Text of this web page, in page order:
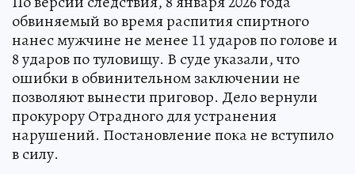
обвиняемый во время распития спиртного
нанес мужчине не менее 11 ударов по голове и
8 ударов по туловищу. В суде указали, что
ошибки в обвинительном заключении не
позволяют вынести приговор. Дело вернули
прокурору Отрадного для устранения
нарушений. Постановление пока не вступило
в силу.